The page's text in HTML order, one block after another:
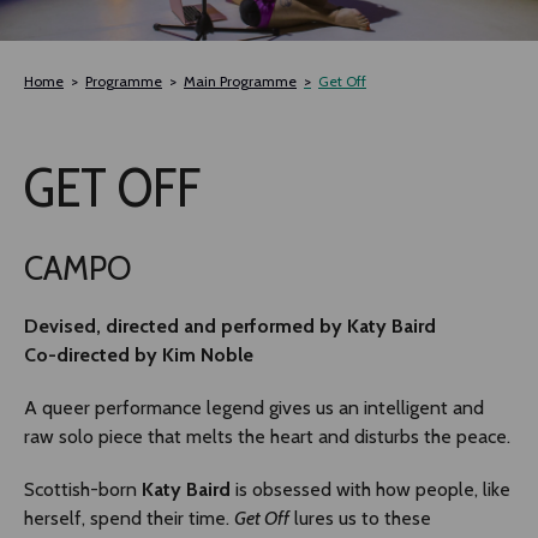
TLAB
NOCTURNAL HAPPENING
SEMINARS, MEETINGS AND MORE
Home Programme Main Programme Get Off
GET OFF
CAMPO
Devised, directed and performed by Katy Baird
Co-directed by Kim Noble
A queer performance legend gives us an intelligent and
raw solo piece that melts the heart and disturbs the peace.
Scottish-born Katy Baird is obsessed with how people, like
herself, spend their time. Get Offlures us to these